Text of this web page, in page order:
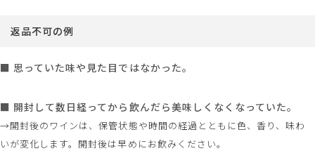
返品不可の例
■ 思っていた味や見た目ではなかった。
■ 開封して数日経ってから飲んだら美味しくなくなっていた。
→開封後のワインは、保管状態や時間の経過とともに色、香り、味わ
いが変化します。開封後は早めにお飲みください。